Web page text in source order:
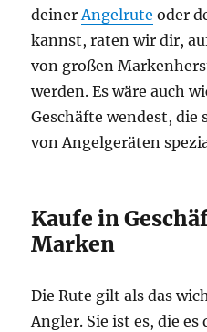
deinerAngelrute oder
kannst, raten wir dir,
von großen
werden. Es wäre auch
Geschäfte wendest, die
von Angelgeräten
Kaufe in
Marken
Die Rute gilt als das
Angler. Sie ist es, die